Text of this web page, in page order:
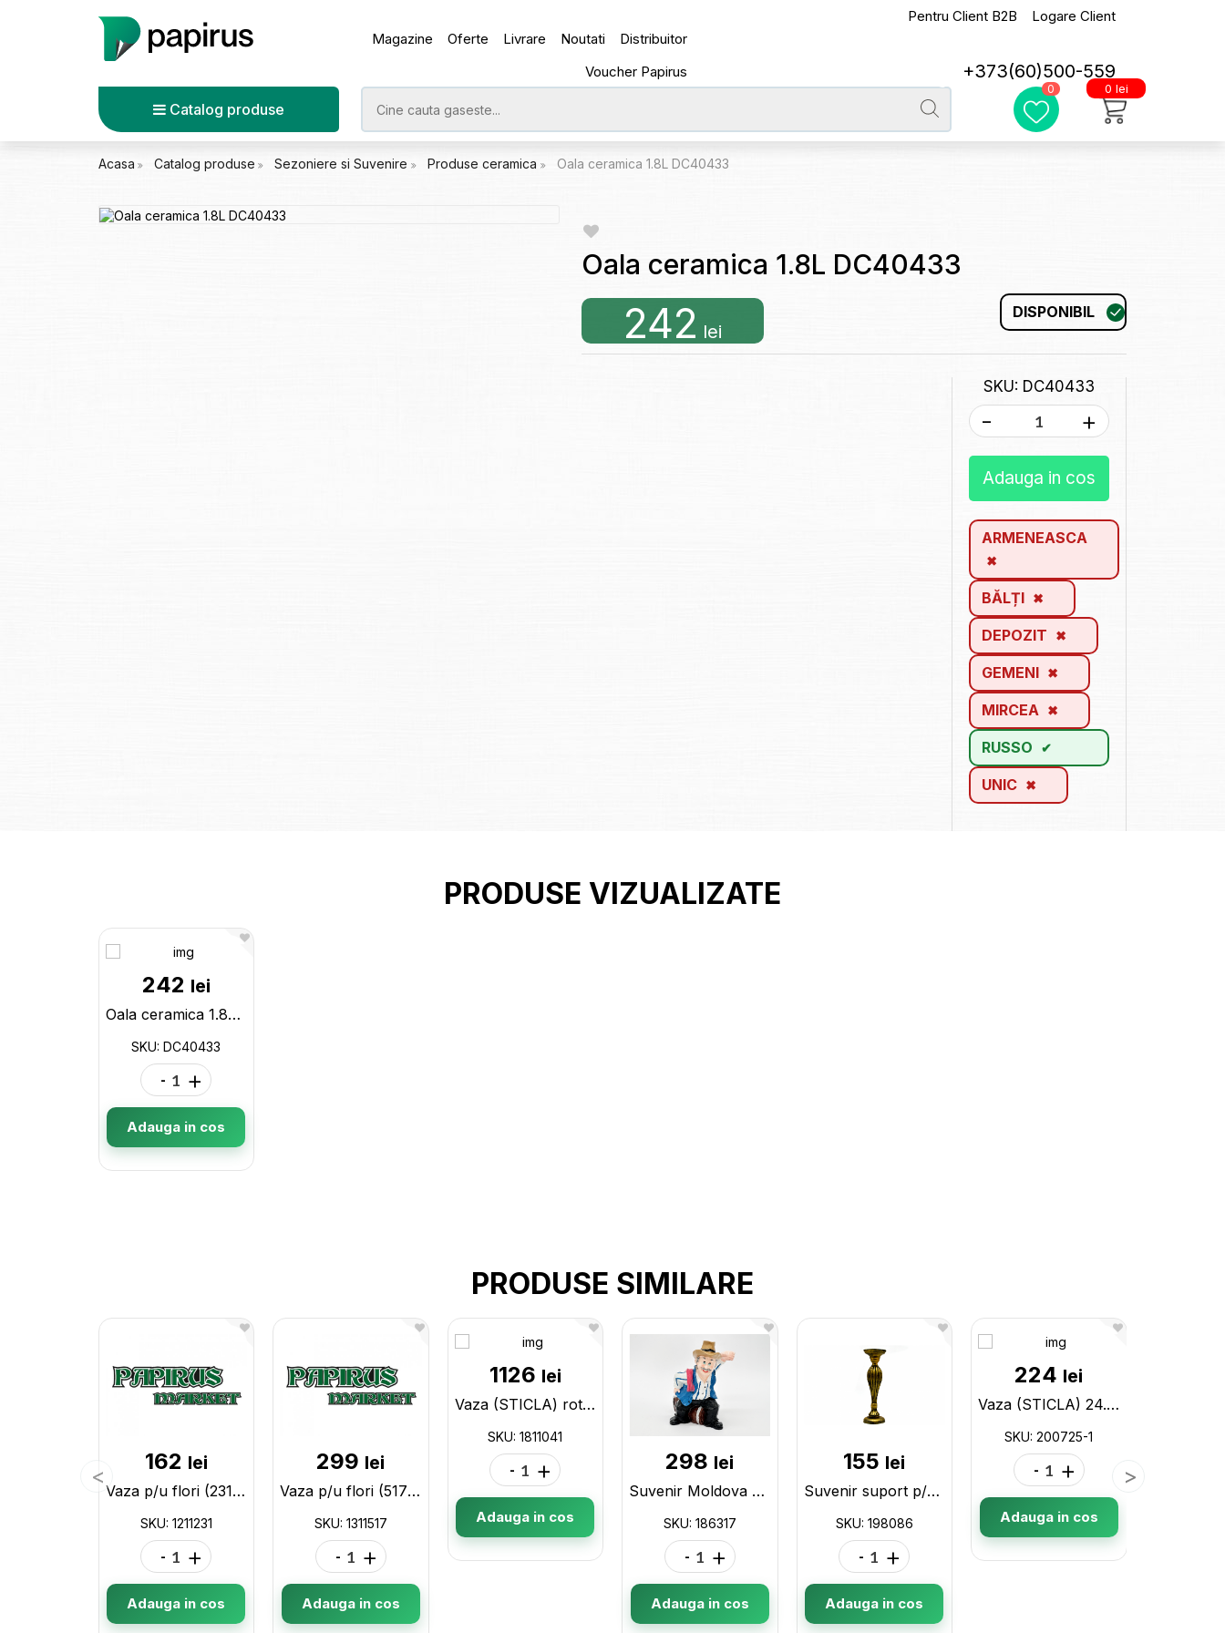
Magazine Oferte Livrare Noutati
Distribuitor
Voucher Papirus
Pentru Client B2B Logare Client
+373(60)500-559
Catalog produse
0 0 lei
Acasa Catalog produse Sezoniere si Suvenire Produse ceramica Oala ceramica 1.8L DC40433
Oala ceramica 1.8L DC40433
242 lei
DISPONIBIL
SKU: DC40433
- +
Adauga in cos
ARMENEASCA
BĂLȚI
DEPOZIT
GEMENI
MIRCEA
RUSSO
UNIC
PRODUSE VIZUALIZATE
242 lei
Oala ceramica 1.8L DC40433
SKU: DC40433
- +
Adauga in cos
PRODUSE SIMILARE
162 lei
Vaza p/u flori (231/068) 1211231
SKU: 1211231
- +
Adauga in cos
299 lei
Vaza p/u flori (517) 1311517
SKU: 1311517
- +
Adauga in cos
1126 lei
Vaza (STICLA) rotunda 1811041
SKU: 1811041
- +
Adauga in cos
298 lei
Suvenir Moldova Barbat+suport pahar 186317
SKU: 186317
- +
Adauga in cos
155 lei
Suvenir suport p/u lumanare 34cm 198086
SKU: 198086
- +
Adauga in cos
224 lei
Vaza (STICLA) 24.5 cm, 15.5 cm, DC04729 200725-1
SKU: 200725-1
- +
Adauga in cos